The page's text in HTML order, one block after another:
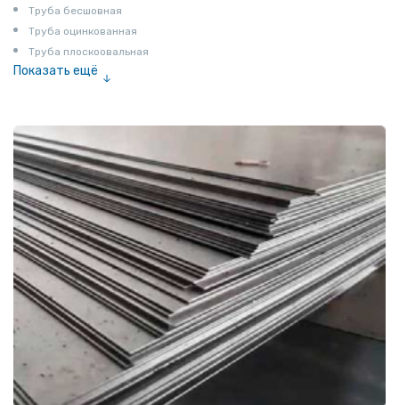
Труба бесшовная
Труба оцинкованная
Труба плоскоовальная
Показать ещё